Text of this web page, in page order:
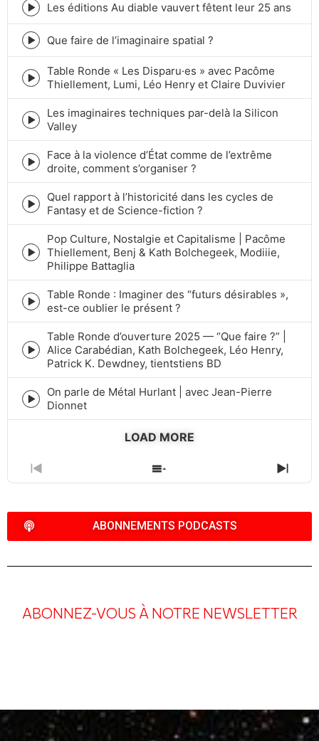
Episode
play
icon
Les éditions Au diable vauvert fêtent leur 25 ans
Episode
play
icon
Que faire de l’imaginaire spatial ?
Episode
play
icon
Table Ronde « Les Disparu·es » avec Pacôme
Thiellement, Lumi, Léo Henry et Claire Duvivier
Episode
play
icon
Les imaginaires techniques par-delà la Silicon
Valley
Episode
play
icon
Face à la violence d’État comme de l’extrême
droite, comment s’organiser ?
Episode
play
icon
Quel rapport à l’historicité dans les cycles de
Fantasy et de Science-fiction ?
Episode
play
Pop Culture, Nostalgie et Capitalisme | Pacôme
Thiellement, Benj & Kath Bolchegeek, Modiiie,
Philippe Battaglia
Episode
play
icon
Table Ronde : Imaginer des “futurs désirables »,
est-ce oublier le présent ?
Episode
play
Table Ronde d’ouverture 2025 — “Que faire ?” |
Alice Carabédian, Kath Bolchegeek, Léo Henry,
Patrick K. Dewdney, tientstiens BD
Episode
play
On parle de Métal Hurlant | avec Jean-Pierre
Dionnet
LOAD MORE
PREVIOUS
EPISODE
SHOW
EPISODES
NEXT
ABONNEMENTS PODCASTS
ABONNEZ-VOUS À NOTRE NEWSLETTER